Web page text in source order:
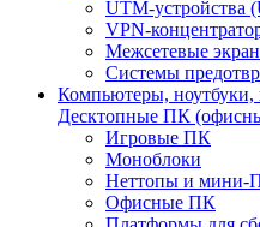
UTM-устройства
VPN-
Межсетевые
Системы
Компьютеры,
Десктопные ПК
Игровые ПК
Моноблоки
Неттопы и мини-
Офисные ПК